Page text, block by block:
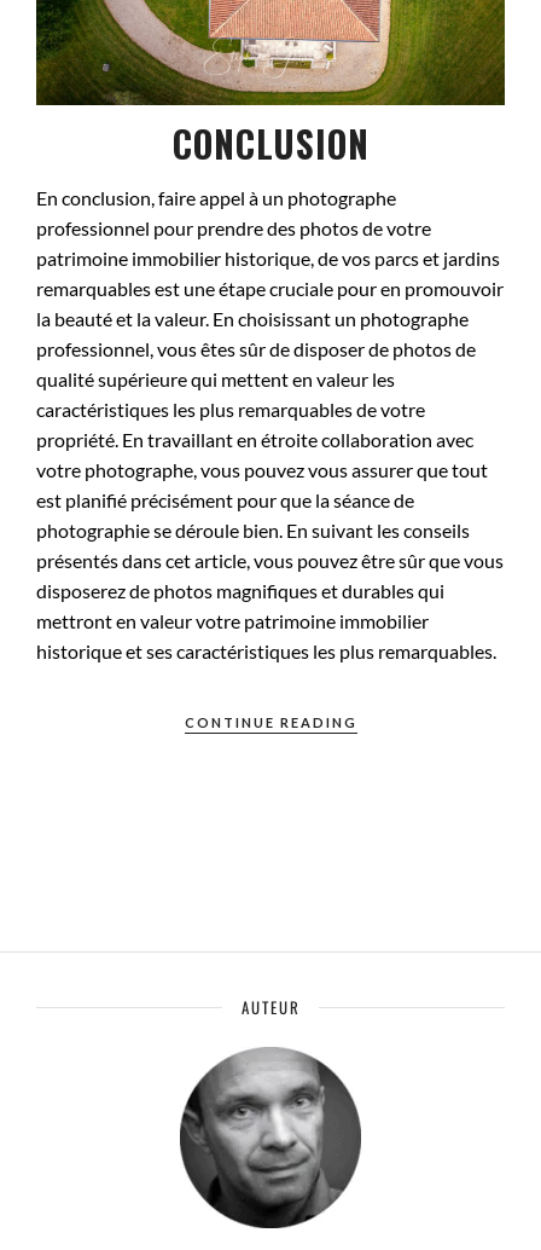
CONCLUSION
En conclusion, faire appel à un photographe
professionnel pour prendre des photos de votre
patrimoine immobilier historique, de vos parcs et jardins
remarquables est une étape cruciale pour en promouvoir
la beauté et la valeur. En choisissant un photographe
professionnel, vous êtes sûr de disposer de photos de
qualité supérieure qui mettent en valeur les
caractéristiques les plus remarquables de votre
propriété. En travaillant en étroite collaboration avec
votre photographe, vous pouvez vous assurer que tout
est planifié précisément pour que la séance de
photographie se déroule bien. En suivant les conseils
présentés dans cet article, vous pouvez être sûr que vous
disposerez de photos magnifiques et durables qui
mettront en valeur votre patrimoine immobilier
historique et ses caractéristiques les plus remarquables.
CONTINUE READING
AUTEUR